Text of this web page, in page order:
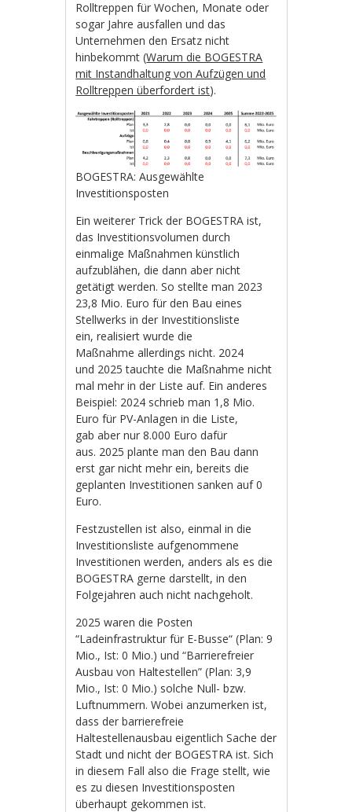
Rolltreppen für Wochen, Monate oder
sogar Jahre ausfallen und das
Unternehmen den Ersatz nicht
hinbekommt (Warum die BOGESTRA
mit Instandhaltung von Aufzügen und
Rolltreppen überfordert ist).
BOGESTRA: Ausgewählte
Investitionsposten
Ein weiterer Trick der BOGESTRA ist,
das Investitionsvolumen durch
einmalige Maßnahmen künstlich
aufzublähen, die dann aber nicht
getätigt werden. So stellte man 2023
23,8 Mio. Euro für den Bau eines
Stellwerks in der Investitionsliste
ein, realisiert wurde die
Maßnahme allerdings nicht. 2024
und 2025 tauchte die Maßnahme nicht
mal mehr in der Liste auf. Ein anderes
Beispiel: 2024 schrieb man 1,8 Mio.
Euro für PV-Anlagen in die Liste,
gab aber nur 8.000 Euro dafür
aus. 2025 plante man den Bau dann
erst gar nicht mehr ein, bereits die
geplanten Investitionen sanken auf 0
Euro.
Festzustellen ist also, einmal in die
Investitionsliste aufgenommene
Investitionen werden, anders als es die
BOGESTRA gerne darstellt, in den
Folgejahren auch nicht nachgeholt.
2025 waren die Posten
“Ladeinfrastruktur für E-Busse“ (Plan: 9
Mio., Ist: 0 Mio.) und “Barrierefreier
Ausbau von Haltestellen” (Plan: 3,9
Mio., Ist: 0 Mio.) solche Null- bzw.
Luftnummern. Wobei anzumerken ist,
dass der barrierefreie
Haltestellenausbau eigentlich Sache der
Stadt und nicht der BOGESTRA ist. Sich
in diesem Fall also die Frage stellt, wie
es zu diesen Investitionsposten
überhaupt gekommen ist.